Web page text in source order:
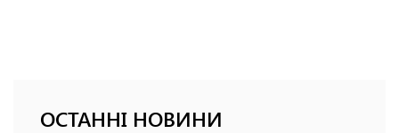
ОСТАННІ НОВИНИ